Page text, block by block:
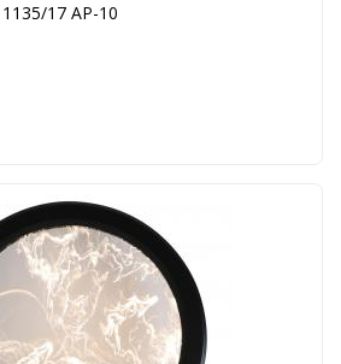
17 AP-10